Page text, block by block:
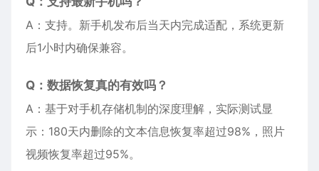
A：支持。新手机发布后当天内完成适配，系统更新
后1小时内确保兼容。
Q：数据恢复真的有效吗？
A：基于对手机存储机制的深度理解，实际测试显
示：180天内删除的文本信息恢复率超过98%，照片
视频恢复率超过95%。